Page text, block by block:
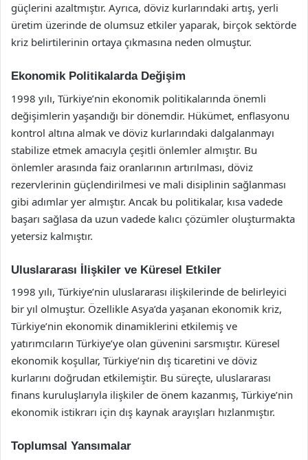
güçlerini azaltmıştır. Ayrıca, döviz kurlarındaki artış, yerli
üretim üzerinde de olumsuz etkiler yaparak, birçok sektörde
kriz belirtilerinin ortaya çıkmasına neden olmuştur.
Ekonomik Politikalarda Değişim
1998 yılı, Türkiye’nin ekonomik politikalarında önemli
değişimlerin yaşandığı bir dönemdir. Hükümet, enflasyonu
kontrol altına almak ve döviz kurlarındaki dalgalanmayı
stabilize etmek amacıyla çeşitli önlemler almıştır. Bu
önlemler arasında faiz oranlarının artırılması, döviz
rezervlerinin güçlendirilmesi ve mali disiplinin sağlanması
gibi adımlar yer almıştır. Ancak bu politikalar, kısa vadede
başarı sağlasa da uzun vadede kalıcı çözümler oluşturmakta
yetersiz kalmıştır.
Uluslararası İlişkiler ve Küresel Etkiler
1998 yılı, Türkiye’nin uluslararası ilişkilerinde de belirleyici
bir yıl olmuştur. Özellikle Asya’da yaşanan ekonomik kriz,
Türkiye’nin ekonomik dinamiklerini etkilemiş ve
yatırımcıların Türkiye’ye olan güvenini sarsmıştır. Küresel
ekonomik koşullar, Türkiye’nin dış ticaretini ve döviz
kurlarını doğrudan etkilemiştir. Bu süreçte, uluslararası
finans kuruluşlarıyla ilişkiler de önem kazanmış, Türkiye’nin
ekonomik istikrarı için dış kaynak arayışları hızlanmıştır.
Toplumsal Yansımalar